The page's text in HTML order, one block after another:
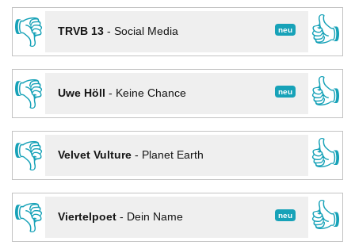
👎
neu
TRVB 13- Social Media
👍
👎
neu
Uwe Höll - Keine Chance
👍
👎
Velvet Vulture- Planet Earth
👍
👎
neu
Viertelpoet- Dein Name
👍